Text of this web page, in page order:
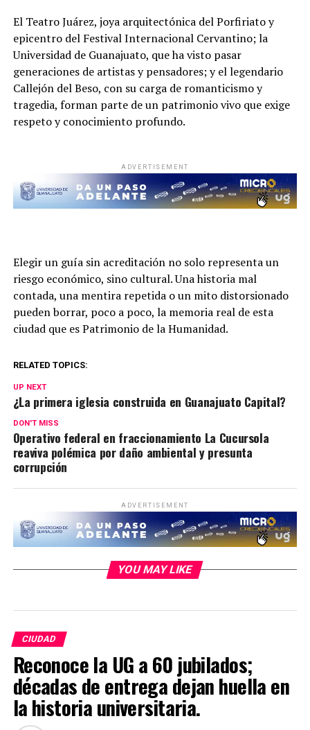
El Teatro Juárez, joya arquitectónica del Porfiriato y
epicentro del Festival Internacional Cervantino; la
Universidad de Guanajuato, que ha visto pasar
generaciones de artistas y pensadores; y el legendario
Callejón del Beso, con su carga de romanticismo y
tragedia, forman parte de un patrimonio vivo que exige
respeto y conocimiento profundo.
ADVERTISEMENT
Elegir un guía sin acreditación no solo representa un
riesgo económico, sino cultural. Una historia mal
contada, una mentira repetida o un mito distorsionado
pueden borrar, poco a poco, la memoria real de esta
ciudad que es Patrimonio de la Humanidad.
RELATED TOPICS:
UP NEXT
¿La primera iglesia construida en Guanajuato Capital?
DON'T MISS
Operativo federal en fraccionamiento La Cucursola
reaviva polémica por daño ambiental y presunta
corrupción
ADVERTISEMENT
YOU MAY LIKE
CIUDAD
Reconoce la UG a 60 jubilados;
décadas de entrega dejan huella en
la historia universitaria.